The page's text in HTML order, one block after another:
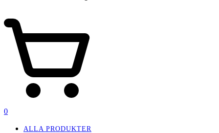
0
ALLA PRODUKTER